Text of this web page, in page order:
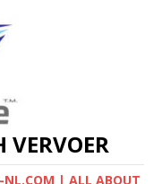
VERVOER
NL.COM | ALL ABOUT